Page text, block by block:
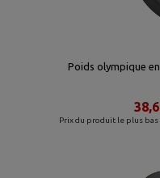
Poids olympique
Prix du produit le plus bas